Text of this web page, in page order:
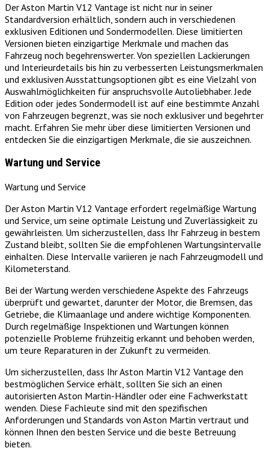
Der Aston Martin V12 Vantage ist nicht nur in seiner
Standardversion erhältlich, sondern auch in verschiedenen
exklusiven Editionen und Sondermodellen. Diese limitierten
Versionen bieten einzigartige Merkmale und machen das
Fahrzeug noch begehrenswerter. Von speziellen Lackierungen
und Interieurdetails bis hin zu verbesserten Leistungsmerkmalen
und exklusiven Ausstattungsoptionen gibt es eine Vielzahl von
Auswahlmöglichkeiten für anspruchsvolle Autoliebhaber. Jede
Edition oder jedes Sondermodell ist auf eine bestimmte Anzahl
von Fahrzeugen begrenzt, was sie noch exklusiver und begehrter
macht. Erfahren Sie mehr über diese limitierten Versionen und
entdecken Sie die einzigartigen Merkmale, die sie auszeichnen.
Wartung und Service
Wartung und Service
Der Aston Martin V12 Vantage erfordert regelmäßige Wartung
und Service, um seine optimale Leistung und Zuverlässigkeit zu
gewährleisten. Um sicherzustellen, dass Ihr Fahrzeug in bestem
Zustand bleibt, sollten Sie die empfohlenen Wartungsintervalle
einhalten. Diese Intervalle variieren je nach Fahrzeugmodell und
Kilometerstand.
Bei der Wartung werden verschiedene Aspekte des Fahrzeugs
überprüft und gewartet, darunter der Motor, die Bremsen, das
Getriebe, die Klimaanlage und andere wichtige Komponenten.
Durch regelmäßige Inspektionen und Wartungen können
potenzielle Probleme frühzeitig erkannt und behoben werden,
um teure Reparaturen in der Zukunft zu vermeiden.
Um sicherzustellen, dass Ihr Aston Martin V12 Vantage den
bestmöglichen Service erhält, sollten Sie sich an einen
autorisierten Aston Martin-Händler oder eine Fachwerkstatt
wenden. Diese Fachleute sind mit den spezifischen
Anforderungen und Standards von Aston Martin vertraut und
können Ihnen den besten Service und die beste Betreuung
bieten.